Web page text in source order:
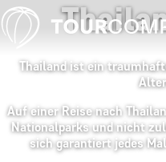
Thailand ist ein
Auf einer Reise nach
Nationalparks und nicht
sich garantiert jedes